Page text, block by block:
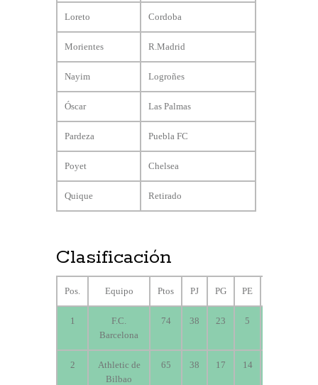
Loreto Cordoba
Morientes R.Madrid
Nayim Logroñes
Óscar Las Palmas
Pardeza Puebla FC
Poyet Chelsea
Quique Retirado
Clasificación
Pos. Equipo Ptos PJ PG PE
1
F.C.
Barcelona
74 38 23 5
2
Athletic de
Bilbao
65 38 17 14